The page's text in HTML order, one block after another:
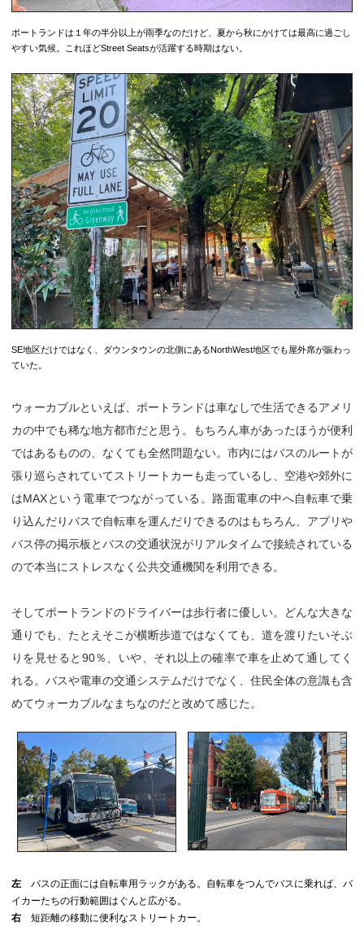
ポートランドは１年の半分以上が雨季なのだけど、夏から秋にかけては最高に過ごし
やすい気候。これほどStreet Seatsが活躍する時期はない。
SE地区だけではなく、ダウンタウンの北側にあるNorthWest地区でも屋外席が賑わっ
ていた。
ウォーカブルといえば、ポートランドは車なしで生活できるアメリ
カの中でも稀な地方都市だと思う。もちろん車があったほうが便利
ではあるものの、なくても全然問題ない。市内にはバスのルートが
張り巡らされていてストリートカーも走っているし、空港や郊外に
はMAXという電車でつながっている。路面電車の中へ自転車で乗
り込んだりバスで自転車を運んだりできるのはもちろん、アプリや
バス停の掲示板とバスの交通状況がリアルタイムで接続されている
ので本当にストレスなく公共交通機関を利用できる。
そしてポートランドのドライバーは歩行者に優しい。どんな大きな
通りでも、たとえそこが横断歩道ではなくても、道を渡りたいそぶ
りを見せると90％、いや、それ以上の確率で車を止めて通してく
れる。バスや電車の交通システムだけでなく、住民全体の意識も含
めてウォーカブルなまちなのだと改めて感じた。
左 バスの正面には自転車用ラックがある。自転車をつんでバスに乗れば、バ
イカーたちの行動範囲はぐんと広がる。
右 短距離の移動に便利なストリートカー。